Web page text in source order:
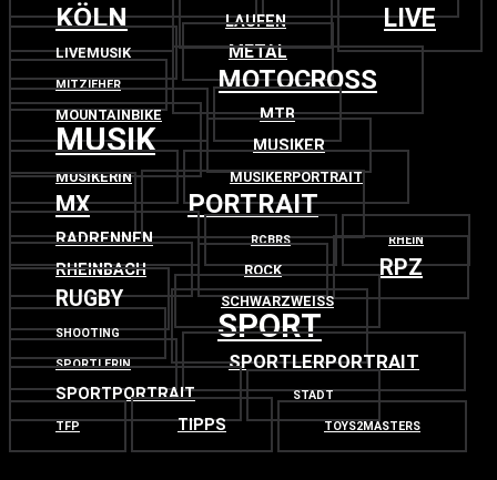
KÖLN LAUFEN LIVE
LIVEMUSIK METAL
MITZIEHER MOTOCROSS
MOUNTAINBIKE MTB
MUSIK MUSIKER
MUSIKERIN MUSIKERPORTRAIT
MX PORTRAIT
RADRENNEN RCBRS RHEIN
RHEINBACH ROCK RPZ
RUGBY SCHWARZWEISS
SHOOTING SPORT
SPORTLERIN SPORTLERPORTRAIT
SPORTPORTRAIT STADT
TFP TIPPS TOYS2MASTERS
OBEN